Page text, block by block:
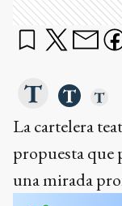
La cartelera
propuesta que
una mirada